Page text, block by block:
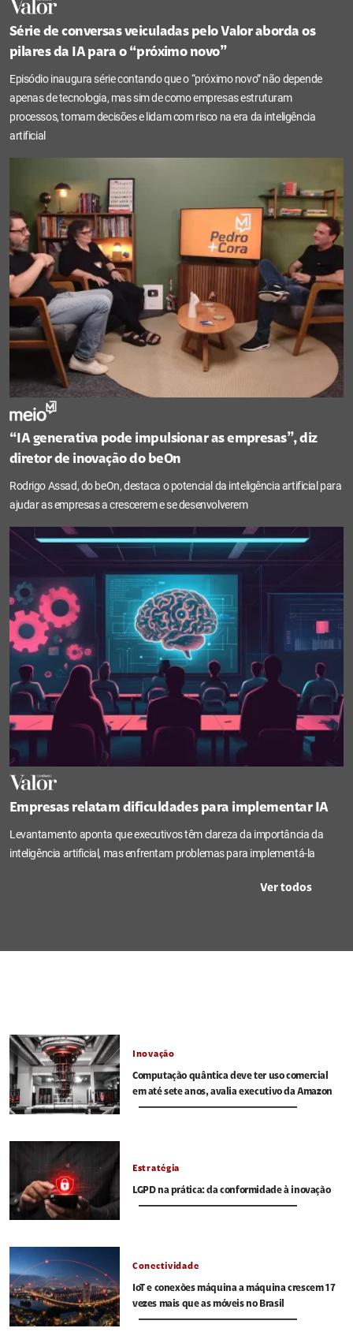
Série de conversas veiculadas pelo Valor aborda os
pilares da IA para o “próximo novo”
Episódio inaugura série contando que o “próximo novo” não depende
apenas de tecnologia, mas sim de como empresas estruturam
processos, tomam decisões e lidam com risco na era da inteligência
artificial
“IA generativa pode impulsionar as empresas”, diz
diretor de inovação do beOn
Rodrigo Assad, do beOn, destaca o potencial da inteligência artificial para
ajudar as empresas a crescerem e se desenvolverem
Empresas relatam dificuldades para implementar IA
Levantamento aponta que executivos têm clareza da importância da
inteligência artificial, mas enfrentam problemas para implementá-la
Ver todos
Inovação
Computação quântica deve ter uso comercial
em até sete anos, avalia executivo da Amazon
Estratégia
LGPD na prática: da conformidade à inovação
Conectividade
IoT e conexões máquina a máquina crescem 17
vezes mais que as móveis no Brasil